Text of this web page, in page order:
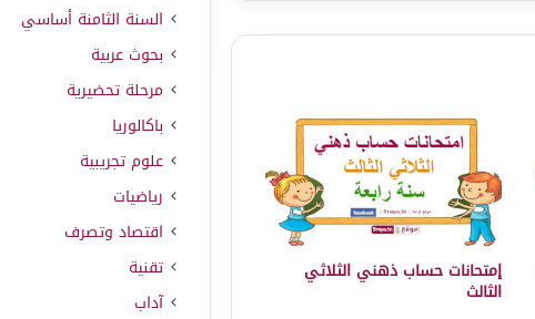
إمتحانات حساب ذهني الثلاثي
الثالث
السنة الثامنة أساسي
بحوث عربية
مرحلة تحضيرية
باكالوريا
علوم تجريبية
رياضيات
اقتصاد وتصرف
تقنية
آداب